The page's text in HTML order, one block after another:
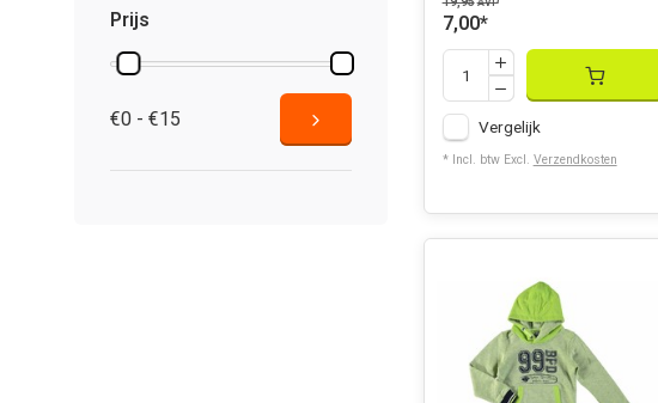
Prijs
€0 - €15
AVP
7,00*
Vergelijk
* Incl. btw Excl. Verzendkosten